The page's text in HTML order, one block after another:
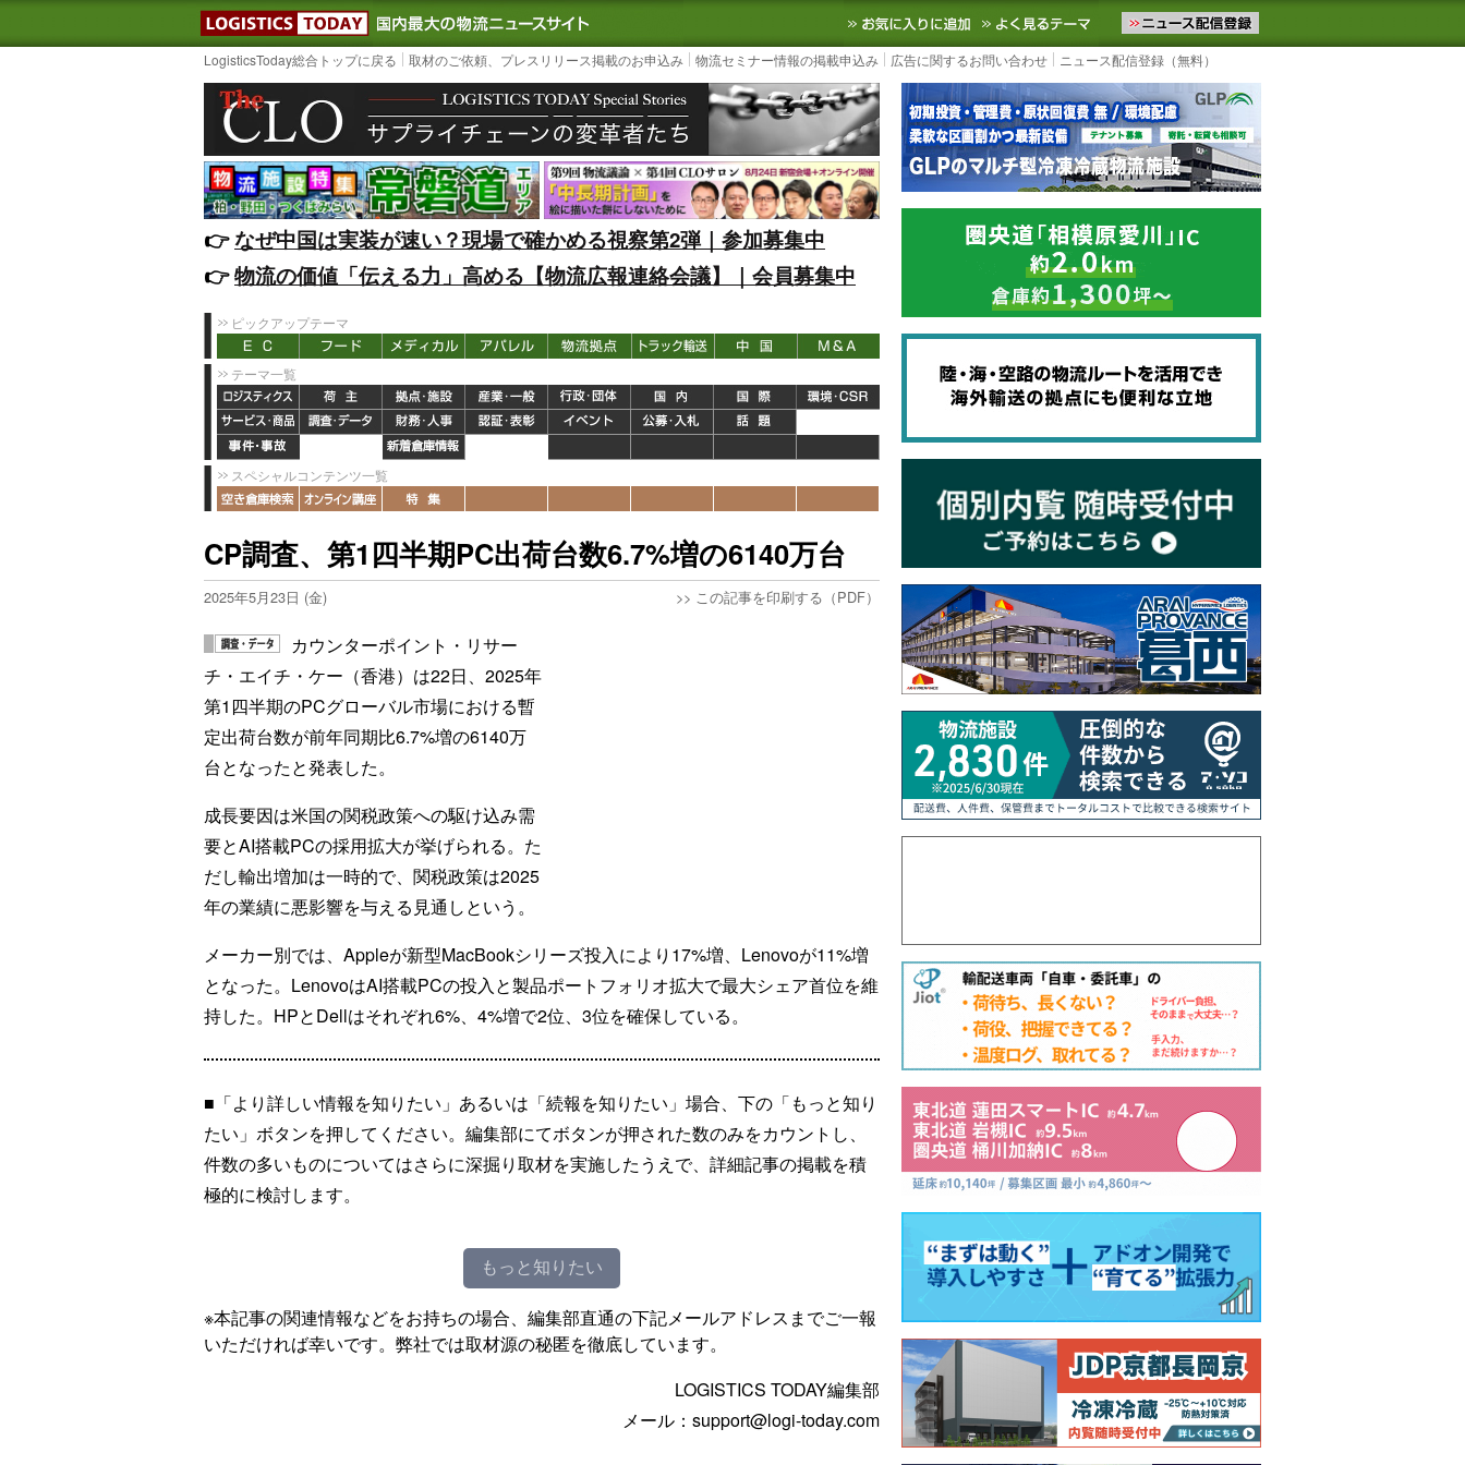
LOGISTICS TODAY｜国内最大の物流ニュースサイト3PL, SCMなど国内外の最新の物流ニュースをお届けします。物流ニュースメール配信を登録す
お気に入りに追加 よく見るテーマ
LogisticsToday総合トップに戻る 取材のご依頼、プレスリリース掲載のお申込み 物流セミナー情報の掲載申込み 広告に関するお問い合わせ ニュース配信登録（無料）
👉️なぜ中国は実装が速い？現場で確かめる視察第2弾｜参加募集中
👉️物流の価値「伝える力」高める【物流広報連絡会議】｜会員募集中
ピックアップテーマ
テーマ一覧
スペシャルコンテンツ一覧
CP調査、第1四半期PC出荷台数6.7%増の6140万台
2025年5月23日 (金) >> この記事を印刷する（PDF）
カウンターポイント・リサー
チ・エイチ・ケー（香港）は22日、2025年
第1四半期のPCグローバル市場における暫
定出荷台数が前年同期比6.7%増の6140万
台となったと発表した。
成長要因は米国の関税政策への駆け込み需
要とAI搭載PCの採用拡大が挙げられる。た
だし輸出増加は一時的で、関税政策は2025
年の業績に悪影響を与える見通しという。
メーカー別では、Appleが新型MacBookシリーズ投入により17%増、Lenovoが11%増
となった。LenovoはAI搭載PCの投入と製品ポートフォリオ拡大で最大シェア首位を維
持した。HPとDellはそれぞれ6%、4%増で2位、3位を確保している。
■「より詳しい情報を知りたい」あるいは「続報を知りたい」場合、下の「もっと知り
たい」ボタンを押してください。編集部にてボタンが押された数のみをカウントし、
件数の多いものについてはさらに深掘り取材を実施したうえで、詳細記事の掲載を積
極的に検討します。
もっと知りたい
※本記事の関連情報などをお持ちの場合、編集部直通の下記メールアドレスまでご一報
いただければ幸いです。弊社では取材源の秘匿を徹底しています。
LOGISTICS TODAY編集部
メール：support@logi-today.com